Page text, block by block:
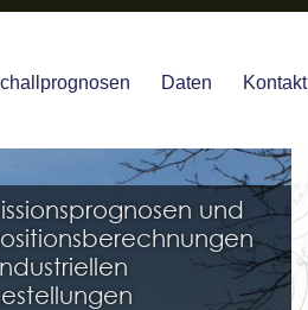
Daten Kontakt
und
Daten
Prognosen